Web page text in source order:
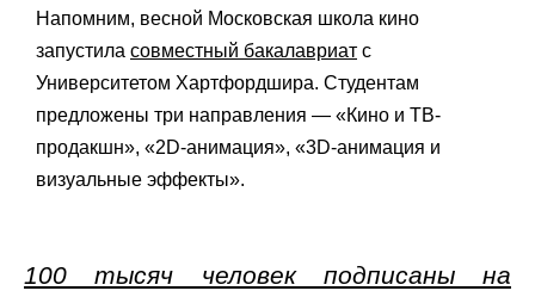
Напомним, весной Московская школа кино
запустила совместный бакалавриат с
Университетом Хартфордшира. Студентам
предложены три направления — «Кино и ТВ-
продакшн», «2D-анимация», «3D-анимация и
визуальные эффекты».
100 тысяч человек подписаны на